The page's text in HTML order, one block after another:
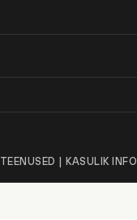
TEENUSED | KASULIK INFO